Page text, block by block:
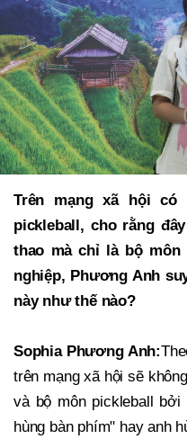
Trên mạng xã hội
pickleball, cho rằng
thao mà chỉ là bộ
nghiệp, Phương Anh
này như thế nào?
Sophia Phương Anh:
trên mạng xã hội sẽ
và bộ môn pickleball
hùng bàn phím" hay anh